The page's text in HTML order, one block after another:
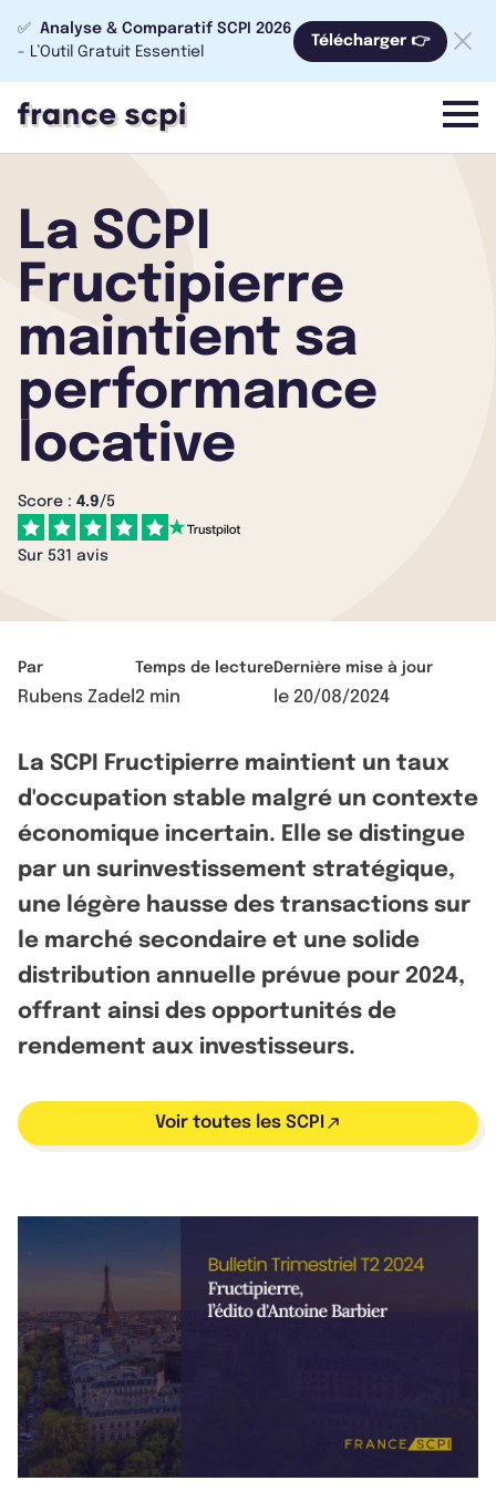
✅ Analyse & Comparatif SCPI 2026
- L’Outil Gratuit Essentiel
Télécharger 👉
menu
La SCPI
Fructipierre
maintient sa
performance
locative
Score : 4.9/5
Sur 531 avis
Par
Rubens Zadel
Temps de lecture
2 min
Dernière mise à jour
le 20/08/2024
La SCPI Fructipierre maintient un taux
d'occupation stable malgré un contexte
économique incertain. Elle se distingue
par un surinvestissement stratégique,
une légère hausse des transactions sur
le marché secondaire et une solide
distribution annuelle prévue pour 2024,
offrant ainsi des opportunités de
rendement aux investisseurs.
Voir toutes les SCPI